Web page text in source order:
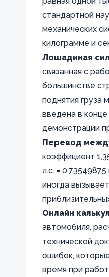
стандартной
механических
килограмме и
Лошадиная
связанная с
большинстве
поднятия груза
введена в
демонстрации
Перевод
коэффициент
л.с. =
иногда
Онлайн
автомобиля,
технической
ошибок,
время при